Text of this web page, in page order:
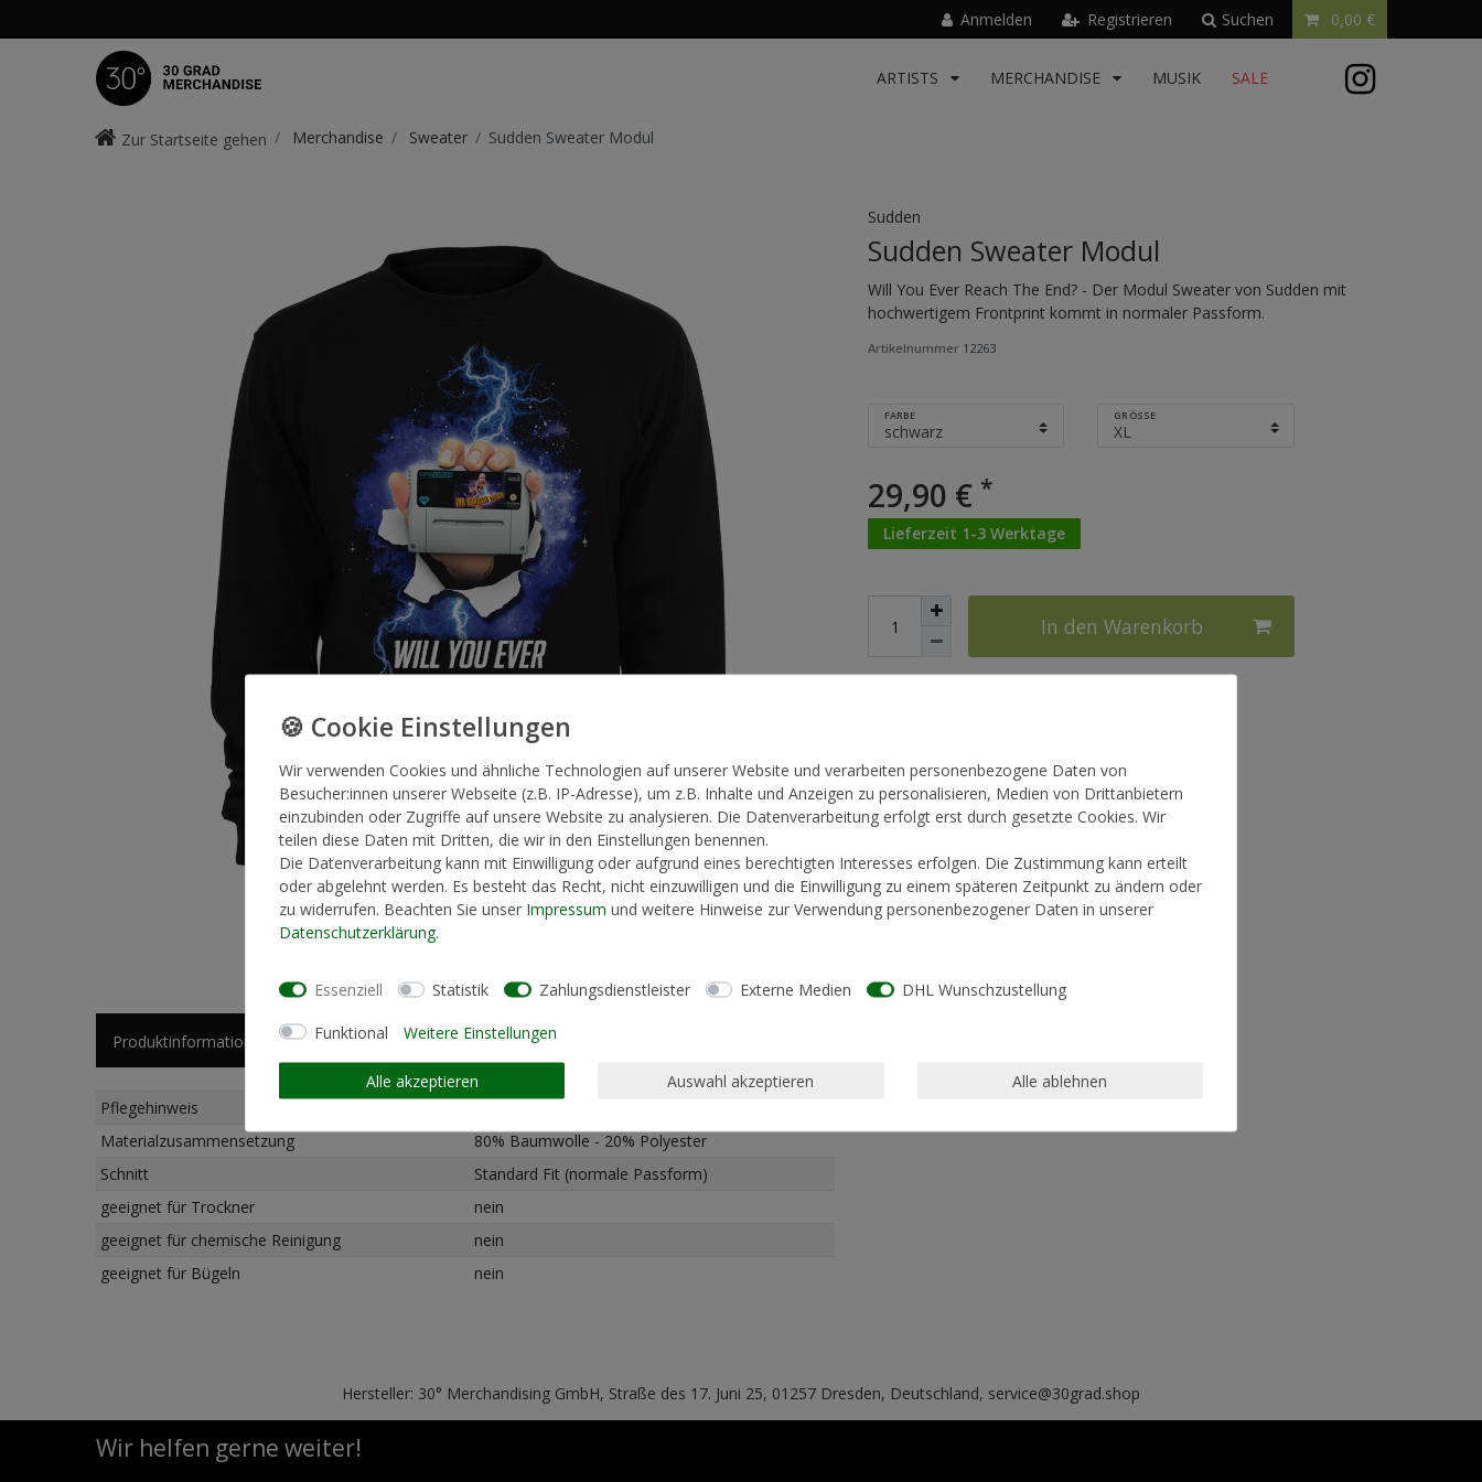
Anmelden Registrieren Suchen 0,00 €
ARTISTS MERCHANDISE MUSIK SALE
Zur Startseite gehen Merchandise Sweater Sudden Sweater Modul
Sudden
Sudden Sweater Modul
Will You Ever Reach The End? - Der Modul Sweater von Sudden mit
hochwertigem Frontprint kommt in normaler Passform.
Artikelnummer 12263
FARBE GRÖSSE
29,90 € *
Lieferzeit 1-3 Werktage
In den Warenkorb
Produktinformationen
Pflegehinweis
Materialzusammensetzung
80% Baumwolle - 20% Polyester
Schnitt
Standard Fit (normale Passform)
geeignet für Trockner
nein
geeignet für chemische Reinigung
nein
geeignet für Bügeln
nein
Hersteller: 30° Merchandising GmbH, Straße des 17. Juni 25, 01257 Dresden, Deutschland, service@30grad.shop
Wir helfen gerne weiter!
Wir verwenden Cookies und ähnliche Technologien auf unserer Website und verarbeiten personenbezogene Daten von
Besucher:innen unserer Webseite (z.B. IP-Adresse), um z.B. Inhalte und Anzeigen zu personalisieren, Medien von Drittanbietern
einzubinden oder Zugriffe auf unsere Website zu analysieren. Die Datenverarbeitung erfolgt erst durch gesetzte Cookies. Wir
teilen diese Daten mit Dritten, die wir in den Einstellungen benennen.
Die Datenverarbeitung kann mit Einwilligung oder aufgrund eines berechtigten Interesses erfolgen. Die Zustimmung kann erteilt
oder abgelehnt werden. Es besteht das Recht, nicht einzuwilligen und die Einwilligung zu einem späteren Zeitpunkt zu ändern oder
zu widerrufen. Beachten Sie unser Impressum und weitere Hinweise zur Verwendung personenbezogener Daten in unserer
Daten­schutz­erklärung.
Essenziell Statistik Zahlungsdienstleister Externe Medien DHL Wunschzustellung
Funktional Weitere Einstellungen
Alle akzeptieren Auswahl akzeptieren Alle ablehnen